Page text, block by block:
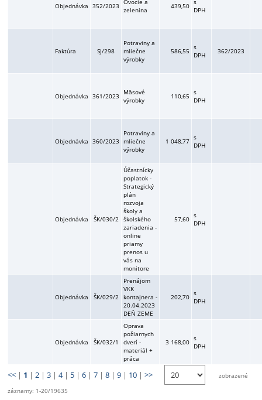
Objednávka 352/2023 Ovocie a
zelenina
439,50 s
DPH
Faktúra SJ/298
Potraviny a
mliečne
výrobky
586,55 s
DPH
362/2023
Objednávka 361/2023
Mäsové
výrobky
110,65 s
DPH
Objednávka 360/2023
Potraviny a
mliečne
výrobky
1 048,77 s
DPH
Objednávka ŠK/030/2
Účastnícky
poplatok -
Strategický
plán
rozvoja
školy a
školského
zariadenia -
online
priamy
prenos u
vás na
monitore
57,60 s
DPH
Objednávka ŠK/029/2
Prenájom
VKK
kontajnera -
20.04.2023
DEŇ ZEME
202,70 s
DPH
Objednávka ŠK/032/1
Oprava
požiarnych
dverí -
materiál +
práca
3 168,00 s
DPH
<< | 1 |2 |3 |4| 5 |6 |7 |8 |9 | 10 |>>
zobrazené
záznamy: 1-20/19635